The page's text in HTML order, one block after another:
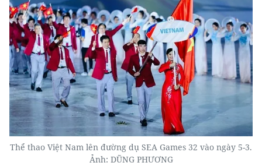
Thể thao Việt Nam lên đường dụ SEA Games 32 vào ngày 5-3.
Ảnh: DŨNG PHƯƠNG